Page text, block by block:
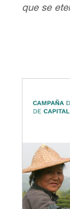
que se